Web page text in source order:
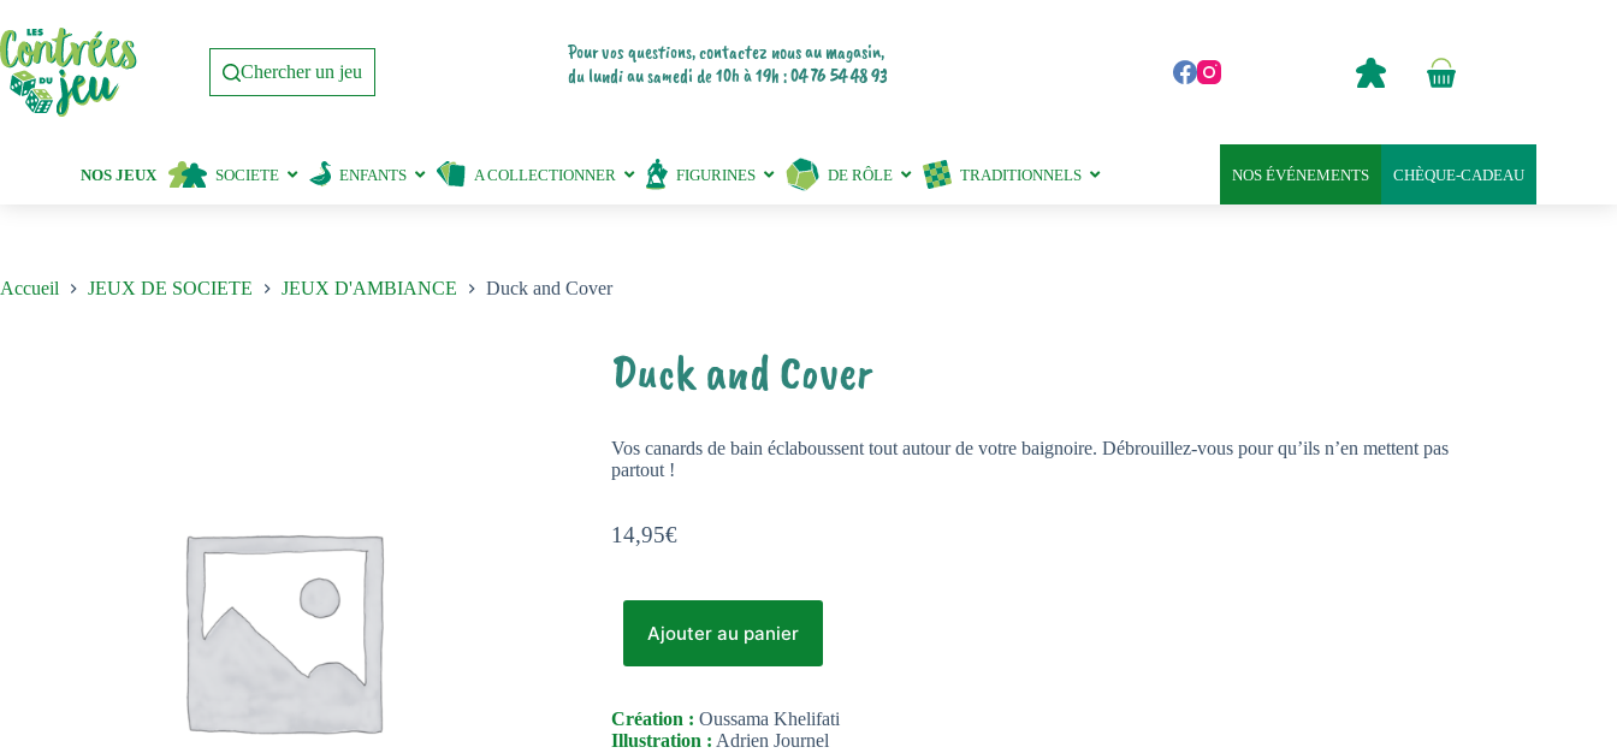
au
contenu
Chercher un jeu
Pour vos questions, contactez nous au magasin,
du lundi au samedi de 10h à 19h : 04 76 54 48 93
Panier
0,00
NOS JEUX SOCIETE ENFANTS A COLLECTIONNER FIGURINES DE RÔLE TRADITIONNELS CHÈQUE-CADEAU
NOS ÉVÉNEMENTS
Accueil JEUX DE SOCIETE JEUX D'AMBIANCE Duck and Cover
Duck and Cover
14,95€
Vos canards de bain éclaboussent tout autour de votre baignoire. Débrouillez-vous pour qu’ils n’en mettent pas
partout !
Ajouter au panier
Création : Oussama Khelifati
Illustration : Adrien Journel